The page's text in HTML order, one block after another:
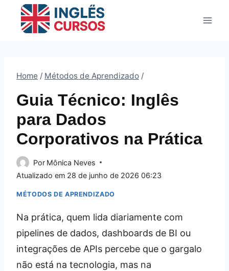
Home / Métodos de Aprendizado /
Guia Técnico: Inglês
para Dados
Corporativos na Prática
Por Mônica Neves
Atualizado em 28 de junho de 2026 06:23
MÉTODOS DE APRENDIZADO
Na prática, quem lida diariamente com
pipelines de dados, dashboards de BI ou
integrações de APIs percebe que o gargalo
não está na tecnologia, mas na